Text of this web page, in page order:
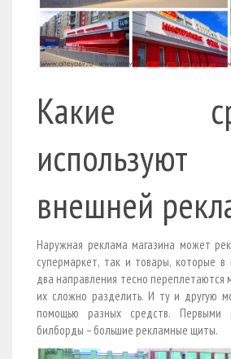
Какие
внешней
Наружная реклама магазина может
супермаркет, так и товары, которые
два направления тесно переплетаются
их сложно разделить. И ту и другую
помощью разных средств. Первыми
билборды – большие рекламные щиты.